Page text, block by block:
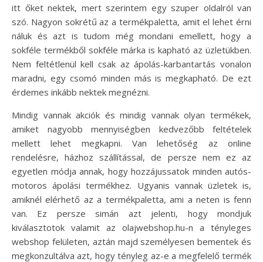
itt őket nektek, mert szerintem egy szuper oldalról van
szó. Nagyon sokrétű az a termékpaletta, amit el lehet érni
náluk és azt is tudom még mondani emellett, hogy a
sokféle termékből sokféle márka is kapható az üzletükben.
Nem feltétlenül kell csak az ápolás-karbantartás vonalon
maradni, egy csomó minden más is megkapható. De ezt
érdemes inkább nektek megnézni.
Mindig vannak akciók és mindig vannak olyan termékek,
amiket nagyobb mennyiségben kedvezőbb feltételek
mellett lehet megkapni. Van lehetőség az online
rendelésre, házhoz szállítással, de persze nem ez az
egyetlen módja annak, hogy hozzájussatok minden autós-
motoros ápolási termékhez. Ugyanis vannak üzletek is,
amiknél elérhető az a termékpaletta, ami a neten is fenn
van. Ez persze simán azt jelenti, hogy mondjuk
kiválasztotok valamit az olajwebshop.hu-n a tényleges
webshop felületen, aztán majd személyesen bementek és
megkonzultálva azt, hogy tényleg az-e a megfelelő termék